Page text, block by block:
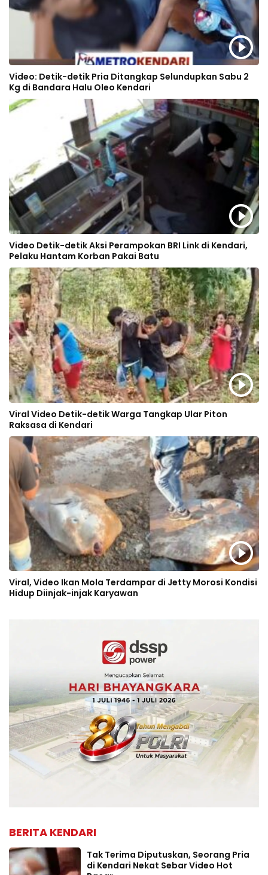
Video: Detik-detik Pria Ditangkap Selundupkan Sabu 2
Kg di Bandara Halu Oleo Kendari
Video Detik-detik Aksi Perampokan BRI Link di Kendari,
Pelaku Hantam Korban Pakai Batu
Viral Video Detik-detik Warga Tangkap Ular Piton
Raksasa di Kendari
Viral, Video Ikan Mola Terdampar di Jetty Morosi Kondisi
Hidup Diinjak-injak Karyawan
BERITA KENDARI
Tak Terima Diputuskan, Seorang Pria
di Kendari Nekat Sebar Video Hot